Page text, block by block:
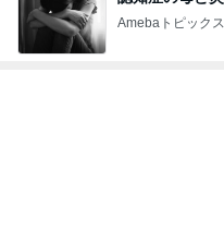
Amebaトピックス